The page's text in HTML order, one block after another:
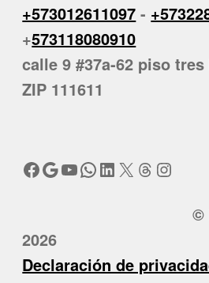
+573012611097 -
+573118080910
calle 9 #37a-62 piso tres
ZIP 111611
Facebook
Google
YouTube
WhatsApp
LinkedIn
X Threads
©
2026
Declaración de